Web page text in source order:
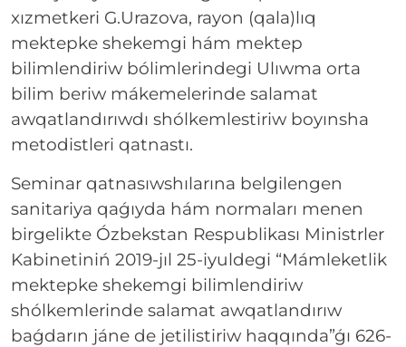
xızmetkeri G.Urazova, rayon (qala)lıq
mektepke shekemgi hám mektep
bilimlendiriw bólimlerindegi Ulıwma orta
bilim beriw mákemelerinde salamat
awqatlandırıwdı shólkemlestiriw boyınsha
metodistleri qatnastı.
Seminar qatnasıwshılarına belgilengen
sanitariya qaǵıyda hám normaları menen
birgelikte Ózbekstan Respublikası Ministrler
Kabinetiniń 2019-jıl 25-iyuldegi “Mámleketlik
mektepke shekemgi bilimlendiriw
shólkemlerinde salamat awqatlandırıw
baǵdarın jáne de jetilistiriw haqqında”ǵı 626-